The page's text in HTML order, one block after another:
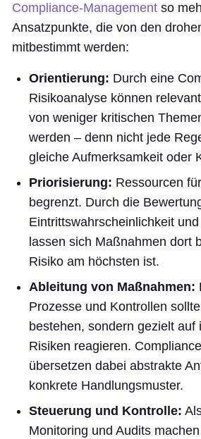
Compliance-Management so
Ansatzpunkte, die von den
mitbestimmt werden:
Orientierung: Durch eine
Risikoanalyse können
von weniger kritischen
werden – denn nicht jede
gleiche Aufmerksamkeit oder
Priorisierung: Ressourcen
begrenzt. Durch die
Eintrittswahrscheinlichkeit
lassen sich Maßnahmen dort
Risiko am höchsten ist.
Ableitung von Maßnahmen:
Prozesse und Kontrollen
bestehen, sondern gezielt auf
Risiken reagieren.
übersetzen dabei abstrakte
konkrete Handlungsmuster.
Steuerung und Kontrolle:
Monitoring und Audits